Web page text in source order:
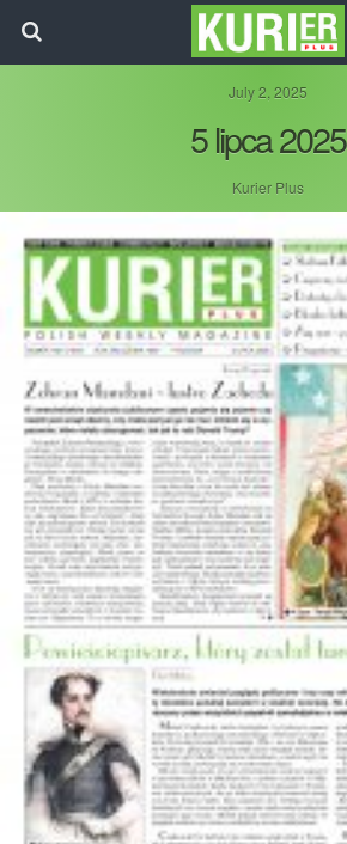
July 2, 2025
5 lipca 2025
Kurier Plus